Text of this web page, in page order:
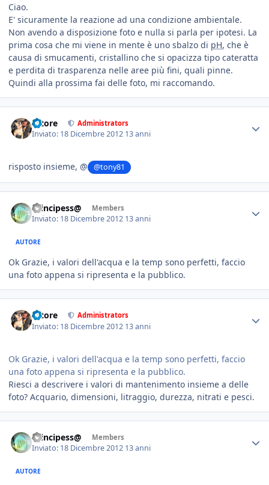
Ciao.
E' sicuramente la reazione ad una condizione ambientale.
Non avendo a disposizione foto e nulla si parla per ipotesi. La
prima cosa che mi viene in mente è uno sbalzo di pH, che è
causa di smucamenti, cristallino che si opacizza tipo cateratta
e perdita di trasparenza nelle aree più fini, quali pinne.
Quindi alla prossima fai delle foto, mi raccomando.
tatore Administrators
Inviato: 18 Dicembre 2012 13 anni
risposto insieme, @ @tony81
Principess@ Members
Inviato: 18 Dicembre 2012 13 anni
AUTORE
Ok Grazie, i valori dell'acqua e la temp sono perfetti, faccio
una foto appena si ripresenta e la pubblico.
tatore Administrators
Inviato: 18 Dicembre 2012 13 anni
Ok Grazie, i valori dell'acqua e la temp sono perfetti, faccio
una foto appena si ripresenta e la pubblico.
Riesci a descrivere i valori di mantenimento insieme a delle
foto? Acquario, dimensioni, litraggio, durezza, nitrati e pesci.
Principess@ Members
Inviato: 18 Dicembre 2012 13 anni
AUTORE